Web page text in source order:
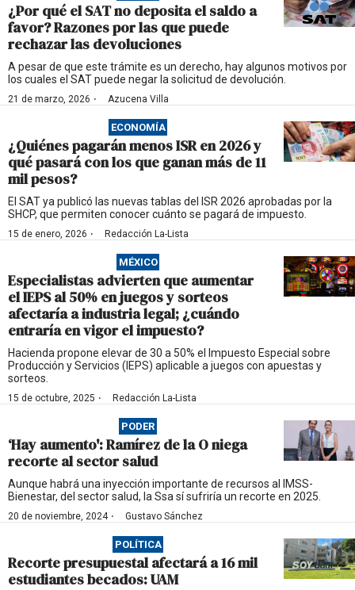
¿Por qué el SAT no deposita el saldo a
favor? Razones por las que puede
rechazar las devoluciones
A pesar de que este trámite es un derecho, hay algunos motivos por
los cuales el SAT puede negar la solicitud de devolución.
21 de marzo, 2026 · Azucena Villa
ECONOMÍA
¿Quiénes pagarán menos ISR en 2026 y
qué pasará con los que ganan más de 11
mil pesos?
El SAT ya publicó las nuevas tablas del ISR 2026 aprobadas por la
SHCP, que permiten conocer cuánto se pagará de impuesto.
15 de enero, 2026 · Redacción La-Lista
MÉXICO
Especialistas advierten que aumentar
el IEPS al 50% en juegos y sorteos
afectaría a industria legal; ¿cuándo
entraría en vigor el impuesto?
Hacienda propone elevar de 30 a 50% el Impuesto Especial sobre
Producción y Servicios (IEPS) aplicable a juegos con apuestas y
sorteos.
15 de octubre, 2025 · Redacción La-Lista
PODER
‘Hay aumento': Ramírez de la O niega
recorte al sector salud
Aunque habrá una inyección importante de recursos al IMSS-
Bienestar, del sector salud, la Ssa sí sufriría un recorte en 2025.
20 de noviembre, 2024· Gustavo Sánchez
POLÍTICA
Recorte presupuestal afectará a 16 mil
estudiantes becados: UAM